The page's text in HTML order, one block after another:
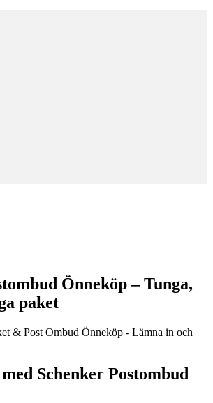
Önneköp – Tunga,
paket
Schenker Postombud